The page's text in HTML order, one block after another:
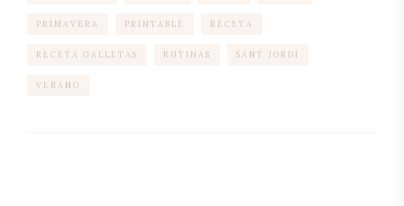
PRIMAVERA PRINTABLE RECETA
RECETA GALLETAS RUTINAS SANT JORDI
VERANO